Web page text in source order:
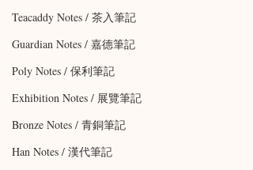
Teacaddy Notes / 茶入筆記
Guardian Notes / 嘉德筆記
Poly Notes / 保利筆記
Exhibition Notes / 展覽筆記
Bronze Notes / 青銅筆記
Han Notes / 漢代筆記